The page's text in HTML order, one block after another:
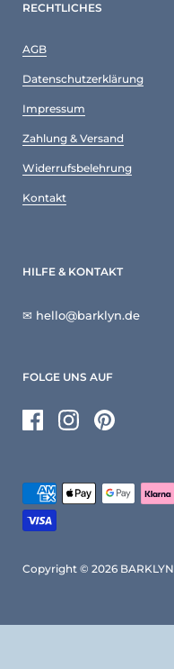
RECHTLICHES
AGB
Datenschutzerklärung
Impressum
Zahlung & Versand
Widerrufsbelehrung
Kontakt
HILFE & KONTAKT
✉ hello@barklyn.de
FOLGE UNS AUF
FacebookInstagramPinterest
Copyright © 2026 BARKLYN